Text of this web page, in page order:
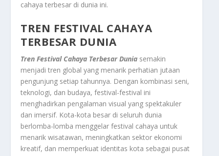
cahaya terbesar di dunia ini.
TREN FESTIVAL CAHAYA
TERBESAR DUNIA
Tren Festival Cahaya Terbesar Dunia semakin
menjadi tren global yang menarik perhatian jutaan
pengunjung setiap tahunnya. Dengan kombinasi seni,
teknologi, dan budaya, festival-festival ini
menghadirkan pengalaman visual yang spektakuler
dan imersif. Kota-kota besar di seluruh dunia
berlomba-lomba menggelar festival cahaya untuk
menarik wisatawan, meningkatkan sektor ekonomi
kreatif, dan memperkuat identitas kota sebagai pusat